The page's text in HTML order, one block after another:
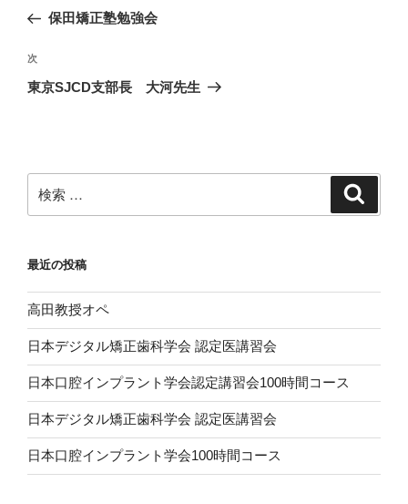
ナ
ビ
ゲ
ン
去
投
稿
保田矯正塾勉強会
次
の
次
東京SJCD支部長 大河先生
索:
最近の投稿
高田教授オペ
日本デジタル矯正歯科学会 認定医講習会
日本口腔インプラント学会認定講習会100時間コース
日本デジタル矯正歯科学会 認定医講習会
日本口腔インプラント学会100時間コース